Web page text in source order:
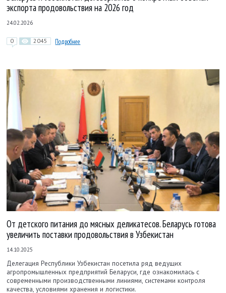
экспорта продовольствия на 2026 год
24.02.2026
0 2045 Подробнее
От детского питания до мясных деликатесов. Беларусь готова
увеличить поставки продовольствия в Узбекистан
14.10.2025
Делегация Республики Узбекистан посетила ряд ведущих
агропромышленных предприятий Беларуси, где ознакомилась с
современными производственными линиями, системами контроля
качества, условиями хранения и логистики.